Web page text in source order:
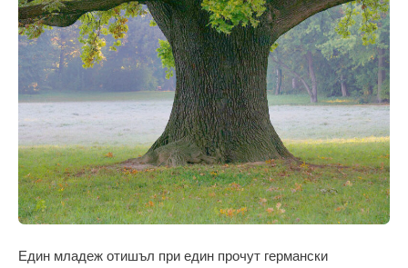
Един младеж отишъл при един прочут германски